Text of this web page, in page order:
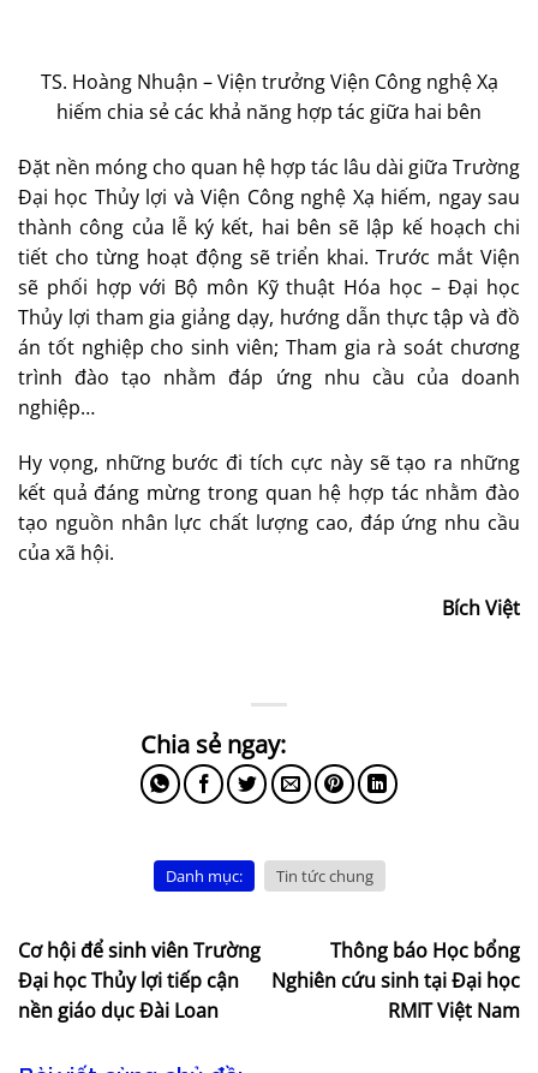
TS. Hoàng Nhuận – Viện trưởng Viện Công nghệ Xạ
hiếm chia sẻ các khả năng hợp tác giữa hai bên
Đặt nền móng cho quan hệ hợp tác lâu dài giữa Trường
Đại học Thủy lợi và Viện Công nghệ Xạ hiếm, ngay sau
thành công của lễ ký kết, hai bên sẽ lập kế hoạch chi
tiết cho từng hoạt động sẽ triển khai. Trước mắt Viện
sẽ phối hợp với Bộ môn Kỹ thuật Hóa học – Đại học
Thủy lợi tham gia giảng dạy, hướng dẫn thực tập và đồ
án tốt nghiệp cho sinh viên; Tham gia rà soát chương
trình đào tạo nhằm đáp ứng nhu cầu của doanh
nghiệp…
Hy vọng, những bước đi tích cực này sẽ tạo ra những
kết quả đáng mừng trong quan hệ hợp tác nhằm đào
tạo nguồn nhân lực chất lượng cao, đáp ứng nhu cầu
của xã hội.
Bích Việt
Danh mục: Tin tức chung
Cơ hội để sinh viên Trường
Đại học Thủy lợi tiếp cận
nền giáo dục Đài Loan
Thông báo Học bổng
Nghiên cứu sinh tại Đại học
RMIT Việt Nam